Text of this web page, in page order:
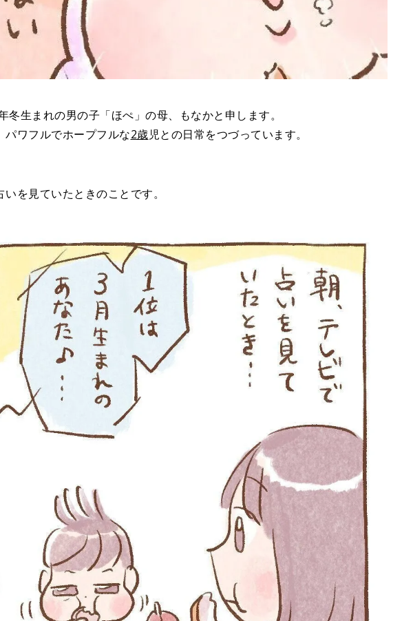
生まれの男の子「ほぺ」の母、もなかと申します。
パワフルでホープフルな2歳児との日常をつづっています。
を見ていたときのことです。